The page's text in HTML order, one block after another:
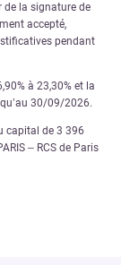
de la signature de
accepté,
pendant
à 23,30% et la
30/09/2026.
capital de 3 396
– RCS de Paris